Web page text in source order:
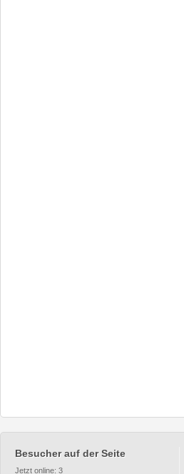
Besucher auf der Seite
Jetzt online: 3